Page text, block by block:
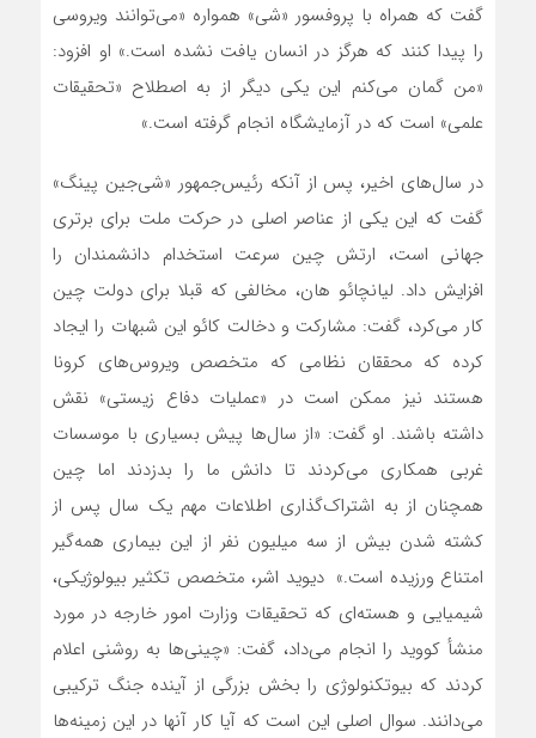
گفت که همراه با پروفسور «شی» همواره «می‌توانند ویروسی
را پیدا کنند که هرگز در انسان یافت نشده است.» او افزود:
«من گمان می‌کنم این یکی دیگر از به اصطلاح «تحقیقات
علمی» است که در آزمایشگاه انجام گرفته است.»
در سال‌های اخیر، پس از آنکه رئیس‌جمهور «شی‌جین پینگ»
گفت که این یکی از عناصر اصلی در حرکت ملت برای برتری
جهانی است، ارتش چین سرعت استخدام دانشمندان را
افزایش داد. لیانچائو هان، مخالفی که قبلا برای دولت چین
کار می‌کرد، گفت: مشارکت و دخالت کائو این شبهات را ایجاد
کرده که محققان نظامی که متخصص ویروس‌های کرونا
هستند نیز ممکن است در «عملیات دفاع زیستی» نقش
داشته باشند. او گفت: «از سال‌ها پیش بسیاری با موسسات
غربی همکاری می‌کردند تا دانش ما را بدزدند اما چین
همچنان از به اشتراک‌گذاری اطلاعات مهم یک سال پس از
کشته شدن بیش از سه میلیون نفر از این بیماری همه‌گیر
امتناع ورزیده است.» دیوید اشر، متخصص تکثیر بیولوژیکی،
شیمیایی و هسته‌ای که تحقیقات وزارت امور خارجه در مورد
منشأ کووید را انجام می‌داد، گفت: «چینی‌ها به روشنی اعلام
کردند که بیوتکنولوژی را بخش بزرگی از آینده جنگ ترکیبی
می‌دانند. سوال اصلی این است که آیا کار آنها در این زمینه‌ها